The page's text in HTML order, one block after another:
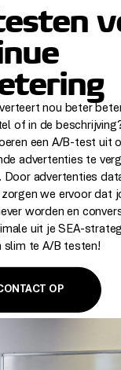
nou beter
of in de
een A/B-test uit
advertenties te
Door advertenties
we ervoor dat
worden en
uit je SEA-
slim te A/B testen!
OP